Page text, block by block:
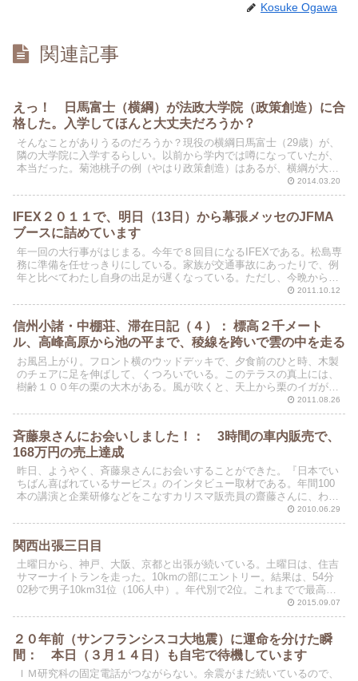
Kosuke Ogawa
関連記事
えっ！ 日馬富士（横綱）が法政大学院（政策創造）に合
格した。入学してほんと大丈夫だろうか？
そんなことがありうるのだろうか？現役の横綱日馬富士（29歳）が、
隣の大学院に入学するらしい。以前から学内では噂になっていたが、
本当だった。菊池桃子の例（やはり政策創造）はあるが、横綱が大学
院に合格したのははじめてだろう。大丈夫かな。相撲部の... 2014.03.20
IFEX２０１１で、明日（13日）から幕張メッセのJFMA
ブースに詰めています
年一回の大行事がはじまる。今年で８回目になるIFEXである。松島専
務に準備を任せっきりにしている。家族が交通事故にあったりで、例
年と比べてわたし自身の出足が遅くなっている。ただし、今晩から
2011.10.12
信州小諸・中棚荘、滞在日記（４）： 標高２千メート
ル、高峰高原から池の平まで、稜線を跨いで雲の中を走る
お風呂上がり。フロント横のウッドデッキで、夕食前のひと時、木製
のチェアに足を伸ばして、くつろいでいる。このテラスの真上には、
樹齢１００年の栗の大木がある。風が吹くと、天上から栗のイガが落
2011.08.26
斉藤泉さんにお会いしました！： 3時間の車内販売で、
168万円の売上達成
昨日、ようやく、斉藤泉さんにお会いすることができた。『日本でい
ちばん喜ばれているサービス』のインタビュー取材である。年間100
本の講演と企業研修などをこなすカリスマ販売員の齋藤さんに、わざ
2010.06.29
関西出張三日目
土曜日から、神戸、大阪、京都と出張が続いている。土曜日は、住吉
サマーナイトランを走った。10kmの部にエントリー。結果は、54分
02秒で男子10km31位（106人中）。年代別で2位。これまでで最高の
2015.09.07
２０年前（サンフランシスコ大地震）に運命を分けた瞬
間： 本日（３月１４日）も自宅で待機しています
ＩＭ研究科の固定電話がつながらない。余震がまだ続いているので、